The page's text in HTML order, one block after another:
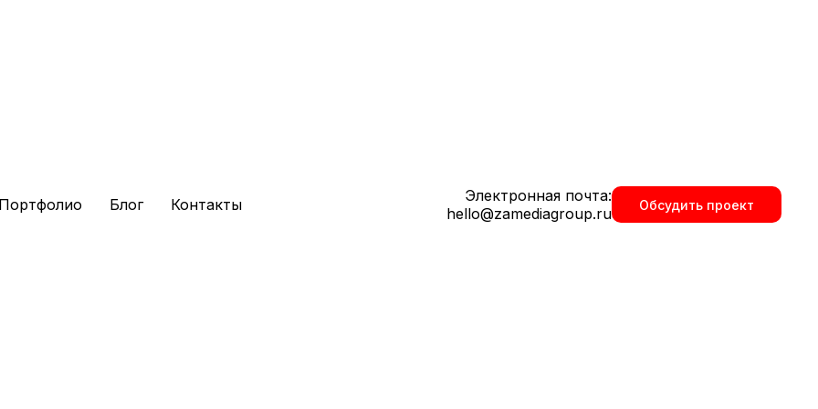
Портфолио Блог Контакты
Электронная почта:
hello@zamediagroup.ru
Обсудить проект